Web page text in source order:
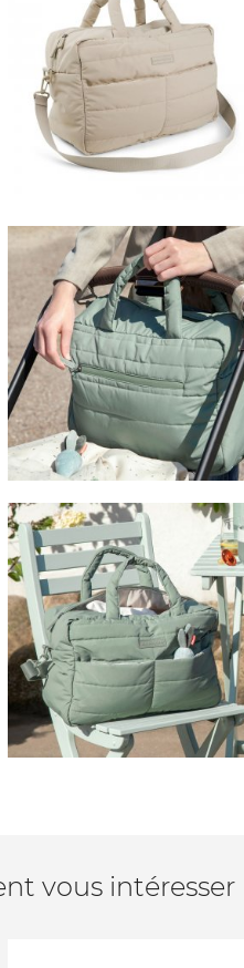
vous intéresser